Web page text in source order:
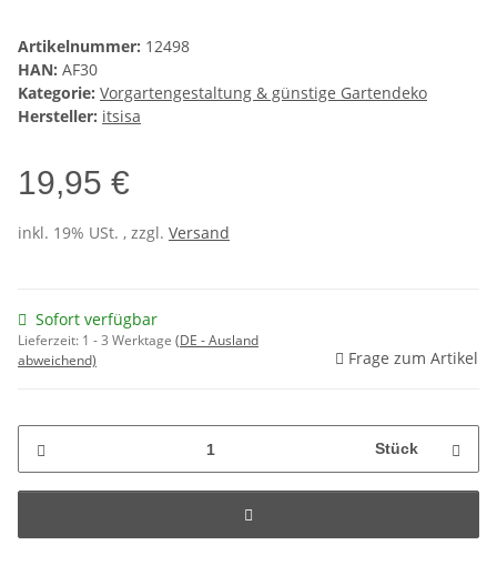
Artikelnummer: 12498
HAN: AF30
Kategorie: Vorgartengestaltung & günstige Gartendeko
Hersteller: itsisa
19,95 €
inkl. 19% USt. , zzgl. Versand
Sofort verfügbar
Lieferzeit: 1 - 3 Werktage (DE - Ausland
abweichend)
Frage zum Artikel
Stück